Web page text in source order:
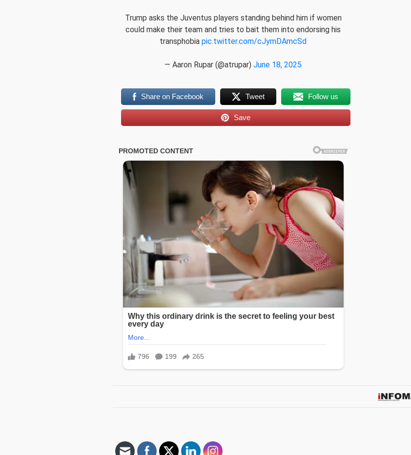
Trump asks the Juventus players standing behind him if women
could make their team and tries to bait them into endorsing his
transphobiapic.twitter.com/cJymDAmcSd
— Aaron Rupar (@atrupar)June 18, 2025
Share on Facebook Tweet Follow us
Save